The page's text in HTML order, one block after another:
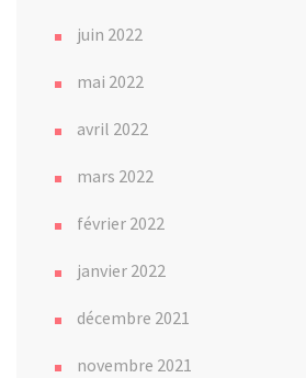
juin 2022
mai 2022
avril 2022
mars 2022
février 2022
janvier 2022
décembre 2021
novembre 2021